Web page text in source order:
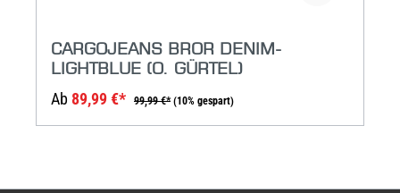
CARGOJEANS BROR DENIM-
LIGHTBLUE (O. GÜRTEL)
Ab 89,99 €* 99,99 €* (10% gespart)